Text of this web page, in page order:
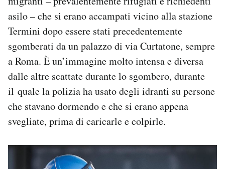
CALENDARIO
AREA PERSONALE
Newsletter
Notifiche mobile
Regala il Post
Esci
asilo – che si erano accampati vicino alla stazione
Termini dopo essere stati precedentemente
sgomberati da un palazzo di via Curtatone, sempre
a Roma. È un’immagine molto intensa e diversa
dalle altre scattate durante lo sgombero, durante
il quale la polizia ha usato degli idranti su persone
che stavano dormendo e che si erano appena
svegliate, prima di caricarle e colpirle.